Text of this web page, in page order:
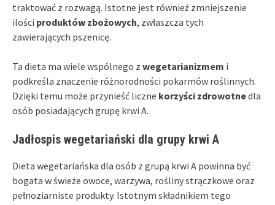
traktować z rozwagą. Istotne jest również zmniejszenie
ilości produktów zbożowych, zwłaszcza tych
zawierających pszenicę.
Ta dieta ma wiele wspólnego z wegetarianizmem i
podkreśla znaczenie różnorodności pokarmów roślinnych.
Dzięki temu może przynieść liczne korzyści zdrowotnedla
osób posiadających grupę krwi A.
Jadłospis wegetariański dla grupy krwi A
Dieta wegetariańska dla osób z grupą krwi A powinna być
bogata w świeże owoce, warzywa, rośliny strączkowe oraz
pełnoziarniste produkty. Istotnym składnikiem tego